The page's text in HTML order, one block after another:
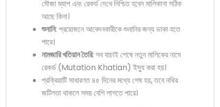
মৌজা ম্যাপ এবং রেকর্ড দেখে নিশ্চিত হবেন মালিকানা সঠিক
আছে কিনা।
শুনানি: প্রয়োজনে আবেদনকারীকে শুনানির জন্য ডাকা হতে
পারে।
নামজারি খতিয়ান তৈরি: সব যাচাই শেষে নতুন মালিকের নামে
রেকর্ড (Mutation Khatian) ইস্যু করা হয়।
প্রক্রিয়াটি সাধারণত ৪৫ দিনের মধ্যে শেষ হয়, তবে নথির
জটিলতা থাকলে সময় বেশি লাগতে পারে।